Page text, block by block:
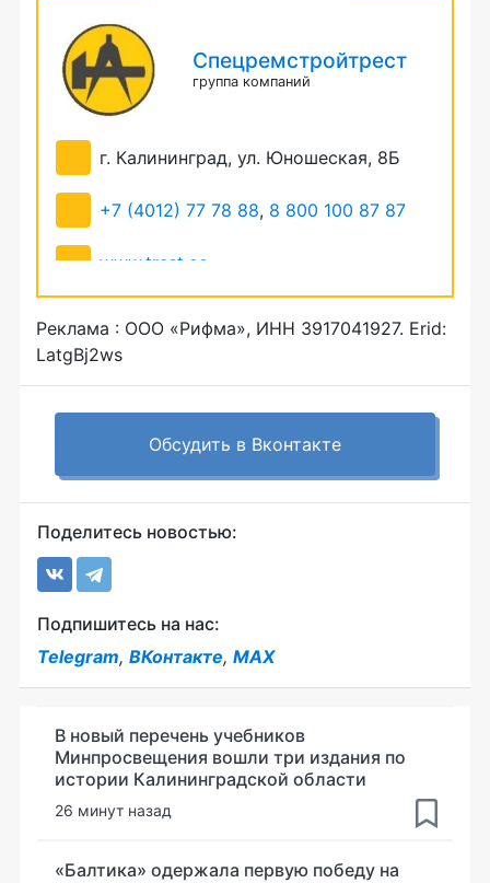
Спецремстройтрест
группа компаний
г. Калининград, ул. Юношеская, 8Б
+7 (4012) 77 78 88, 8 800 100 87 87
www.trest.cc
Реклама : ООО «Рифма», ИНН 3917041927. Erid:
LatgBj2ws
Обсудить в Вконтакте
Поделитесь новостью:
Подпишитесь на нас:
Telegram, ВКонтакте, MAX
В новый перечень учебников
Минпросвещения вошли три издания по
истории Калининградской области
26 минут назад
«Балтика» одержала первую победу на